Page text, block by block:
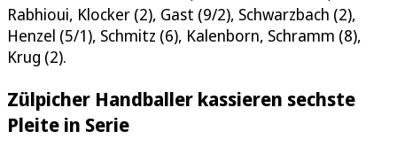
Rabhioui, Klocker (2), Gast (9/2), Schwarzbach (2),
Henzel (5/1), Schmitz (6), Kalenborn, Schramm (8),
Krug (2).
Zülpicher Handballer kassieren sechste
Pleite in Serie